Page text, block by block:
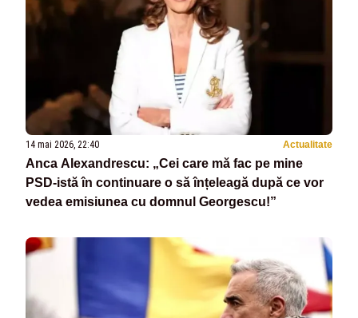
14 mai 2026, 22:40 Actualitate
Anca Alexandrescu: „Cei care mă fac pe mine
PSD-istă în continuare o să înțeleagă după ce vor
vedea emisiunea cu domnul Georgescu!”